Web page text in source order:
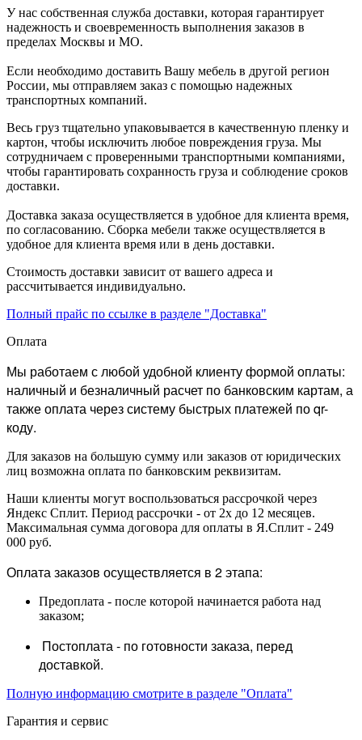
У нас собственная служба доставки, которая гарантирует
надежность и своевременность выполнения заказов в
пределах Москвы и МО.
Если необходимо доставить Вашу мебель в другой регион
России, мы отправляем заказ с помощью надежных
транспортных компаний.
Весь груз тщательно упаковывается в качественную пленку и
картон, чтобы исключить любое повреждения груза. Мы
сотрудничаем с проверенными транспортными компаниями,
чтобы гарантировать сохранность груза и соблюдение сроков
доставки.
Доставка заказа осуществляется в удобное для клиента время,
по согласованию. Сборка мебели также осуществляется в
удобное для клиента время или в день доставки.
Стоимость доставки зависит от вашего адреса и
рассчитывается индивидуально.
Полный прайс по ссылке в разделе "Доставка"
Оплата
Мы работаем с любой удобной клиенту формой оплаты:
наличный и безналичный расчет по банковским картам, а
также оплата через систему быстрых платежей по qr-
коду.
Для заказов на большую сумму или заказов от юридических
лиц возможна оплата по банковским реквизитам.
Наши клиенты могут воспользоваться рассрочкой через
Яндекс Сплит. Период рассрочки - от 2х до 12 месяцев.
Максимальная сумма договора для оплаты в Я.Сплит - 249
000 руб.
Оплата заказов осуществляется в 2 этапа:
Предоплата - после которой начинается работа над
заказом;
Постоплата - по готовности заказа, перед
доставкой.
Полную информацию смотрите в разделе "Оплата"
Гарантия и сервис